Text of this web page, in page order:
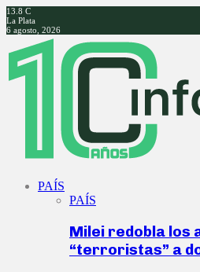
13.8 C
La Plata
6 agosto, 2026
Facebook
Twitter
Instagram
Youtube
PAÍS
PAÍS
Milei redobla los
“terroristas” a